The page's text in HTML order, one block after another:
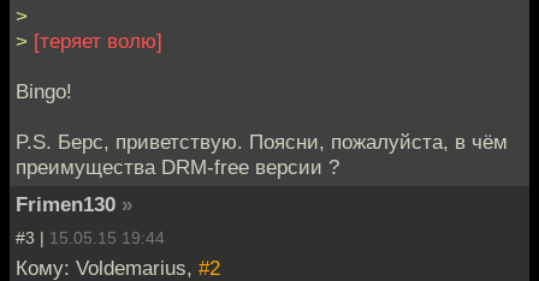
>
> [теряет волю]
Bingo!
P.S. Берс, приветствую. Поясни, пожалуйста, в чём
преимущества DRM-free версии ?
Frimen130 »
#3 | 15.05.15 19:44
Кому: Voldemarius, #2